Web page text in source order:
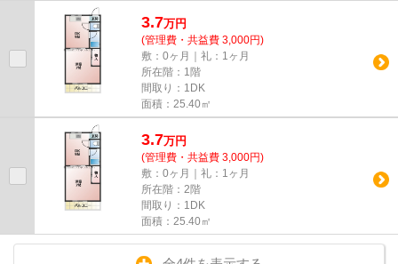
3.7万円
(管理費・共益費 3,000円)
敷：0ヶ月｜礼：1ヶ月
所在階：1階
間取り：1DK
面積：25.40㎡
3.7万円
(管理費・共益費 3,000円)
敷：0ヶ月｜礼：1ヶ月
所在階：2階
間取り：1DK
面積：25.40㎡